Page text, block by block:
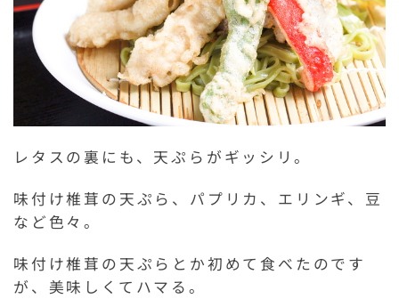
レタスの裏にも、天ぷらがギッシリ。
味付け椎茸の天ぷら、パプリカ、エリンギ、豆
など色々。
味付け椎茸の天ぷらとか初めて食べたのです
が、美味しくてハマる。